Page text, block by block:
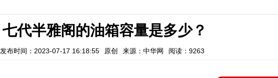
七代半雅阁的油箱容量是多少？
发布时间：2023-07-17 16:18:55 原创 来源：中华网 阅读：9263